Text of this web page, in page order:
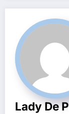
Lady De